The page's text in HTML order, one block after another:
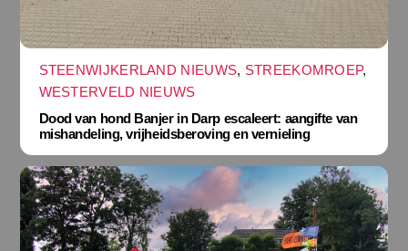
STEENWIJKERLAND NIEUWS, STREEKOMROEP,
WESTERVELD NIEUWS
Dood van hond Banjer in Darp escaleert: aangifte van
mishandeling, vrijheidsberoving en vernieling